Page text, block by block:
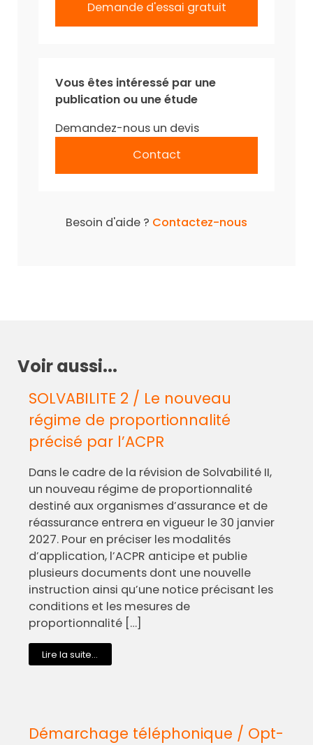
Demande d'essai gratuit
Vous êtes intéressé par une
publication ou une étude
Demandez-nous un devis
Contact
Besoin d'aide ? Contactez-nous
Voir aussi...
SOLVABILITE 2 / Le nouveau
régime de proportionnalité
précisé par l’ACPR
Dans le cadre de la révision de Solvabilité II,
un nouveau régime de proportionnalité
destiné aux organismes d’assurance et de
réassurance entrera en vigueur le 30 janvier
2027. Pour en préciser les modalités
d’application, l’ACPR anticipe et publie
plusieurs documents dont une nouvelle
instruction ainsi qu’une notice précisant les
conditions et les mesures de
proportionnalité […]
Lire la suite...
Démarchage téléphonique / Opt-